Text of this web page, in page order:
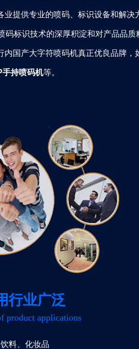
业提供专业的喷码、标识设备和解决
码标识技术的深厚积淀和对产品品
内国产大字符喷码机真正优良品牌，
手持喷码机等。
行业广泛
product applications
料、化妆品